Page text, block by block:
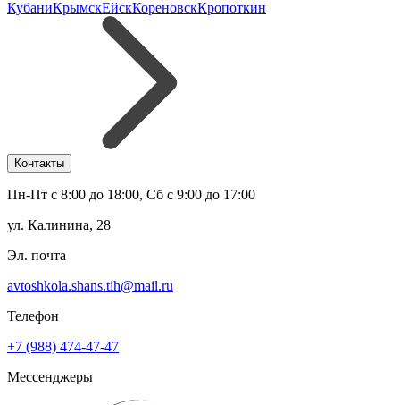
КубаниКрымскЕйскКореновскКропоткин
Контакты
Пн-Пт с 8:00 до 18:00, Сб с 9:00 до 17:00
ул. Калинина, 28
Эл. почта
avtoshkola.shans.tih@mail.ru
Телефон
+7 (988) 474-47-47
Мессенджеры